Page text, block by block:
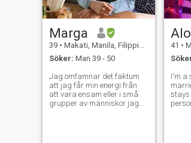
Marga
39 • Makati, Manila, Filippinerna
Söker: Man 39 - 50
Jag omfamnar det faktum
att jag får min energi från
att vara ensam eller i små
grupper av människor jag
41 •
I'm a
stays